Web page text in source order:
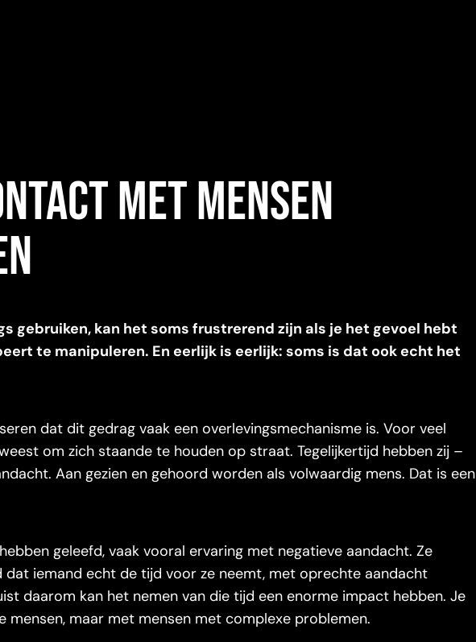
met mensen
gebruiken, kan het soms frustrerend zijn als je het gevoel hebt
te manipuleren. En eerlijk is eerlijk: soms is dat ook echt het
dat dit gedrag vaak een overlevingsmechanisme is. Voor veel
om zich staande te houden op straat. Tegelijkertijd hebben zij –
Aan gezien en gehoord worden als volwaardig mens. Dat is een
geleefd, vaak vooral ervaring met negatieve aandacht. Ze
dat iemand echt de tijd voor ze neemt, met oprechte aandacht
daarom kan het nemen van die tijd een enorme impact hebben. Je
maar met mensen met complexe problemen.